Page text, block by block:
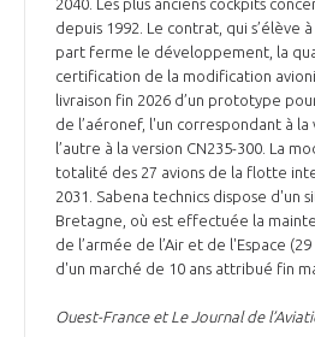
2040. Les plus anciens cockpits
depuis 1992. Le contrat, qui s’élève
part ferme le développement, la
certification de la modification
livraison fin 2026 d’un prototype
de l’aéronef, l'un correspondant à la
l’autre à la version CN235-300. La
totalité des 27 avions de la flotte
2031. Sabena technics dispose d'un
Bretagne, où est effectuée la
de l’armée de l’Air et de l'Espace
d'un marché de 10 ans attribué fin
Ouest-France et Le Journal de